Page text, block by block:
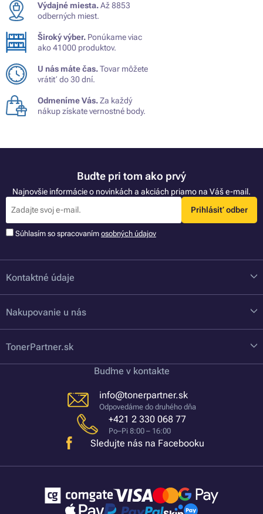
Výdajné miesta.Až 8853
odberných miest.
Široký výber. Ponúkame viac
ako 41000 produktov.
U nás máte čas.Tovar môžete
vrátiť do 30 dní.
Odmeníme Vás.Za každý
nákup získate vernostné body.
Buďte pri tom ako prvý
Najnovšie informácie o novinkách a akciách priamo na Váš e-mail.
Prihlásiť odber
Súhlasím so spracovaním osobných údajov
Kontaktné údaje
Nakupovanie u nás
TonerPartner.sk
Buďme v kontakte
info@tonerpartner.sk
Odpovedáme do druhého dňa
+421 2 330 068 77
Po–Pi 8:00 – 16:00
Sledujte nás na Facebooku